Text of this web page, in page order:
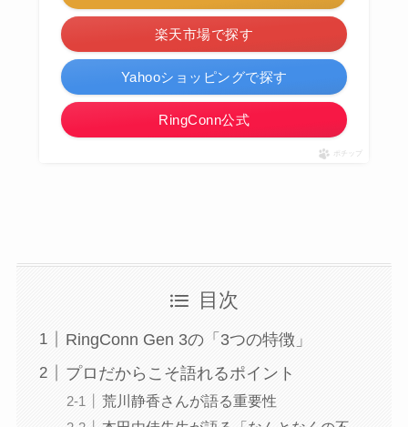
楽天市場で探す
Yahooショッピングで探す
RingConn公式
ポチップ
目次
RingConn Gen 3の「3つの特徴」
プロだからこそ語れるポイント
荒川静香さんが語る重要性